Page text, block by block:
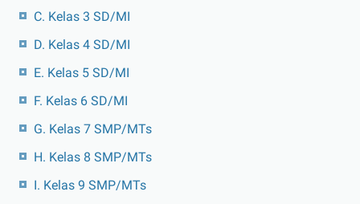
C. Kelas 3 SD/MI
D. Kelas 4 SD/MI
E. Kelas 5 SD/MI
F. Kelas 6 SD/MI
G. Kelas 7 SMP/MTs
H. Kelas 8 SMP/MTs
I. Kelas 9 SMP/MTs